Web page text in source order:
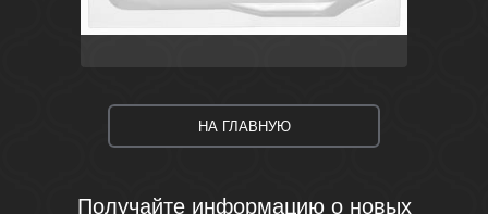
Россия
Santana
НА ГЛАВНУЮ
Получайте информацию о новых